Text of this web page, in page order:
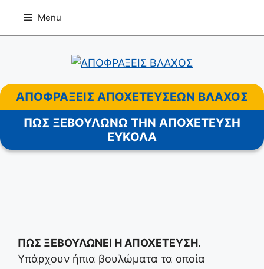
περιεχόμενο
Menu
ΑΠΟΦΡΑΞΕΙΣ ΑΠΟΧΕΤΕΥΣΕΩΝ ΒΛΑΧΟΣ
ΠΩΣ ΞΕΒΟΥΛΩΝΩ ΤΗΝ ΑΠΟΧΕΤΕΥΣΗ
ΕΥΚΟΛΑ
ΠΩΣ ΞΕΒΟΥΛΩΝΕΙ Η ΑΠΟΧΕΤΕΥΣΗ.
Υπάρχουν ήπια βουλώματα τα οποία